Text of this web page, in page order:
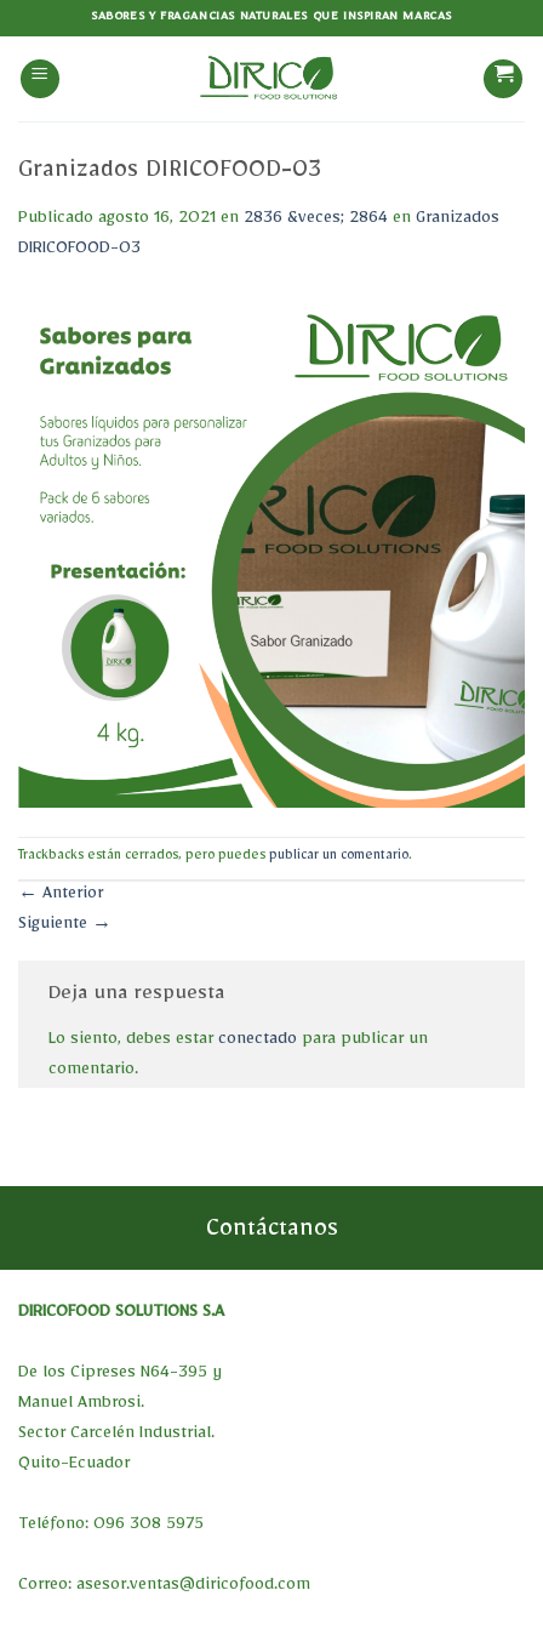
contenido
SABORES Y FRAGANCIAS NATURALES QUE INSPIRAN MARCAS
Granizados DIRICOFOOD-03
Publicado agosto 16, 2021 en 2836 &veces; 2864 en Granizados
DIRICOFOOD-03
Trackbacks están cerrados, pero puedes publicar un comentario.
← Anterior
Siguiente →
Deja una respuesta
Lo siento, debes estarconectado para publicar un
comentario.
Contáctanos
DIRICOFOOD SOLUTIONS S.A
De los Cipreses N64-395 y
Manuel Ambrosi.
Sector Carcelén Industrial.
Quito-Ecuador
Teléfono: 096 308 5975
Correo: asesor.ventas@diricofood.com